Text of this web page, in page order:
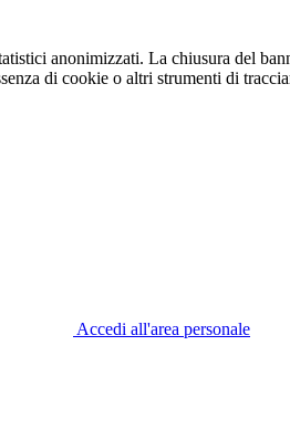
anonimizzati. La chiusura del
di cookie o altri strumenti di
Accedi all'area personale